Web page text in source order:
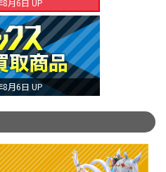
月6日 UP
月6日 UP